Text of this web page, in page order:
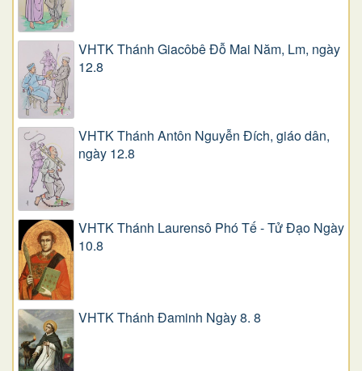
VHTK Thánh Giacôbê Ðỗ Mai Năm, Lm, ngày
12.8
VHTK Thánh Antôn Nguyễn Ðích, giáo dân,
ngày 12.8
VHTK Thánh Laurensô Phó Tế - Tử Đạo Ngày
10.8
VHTK Thánh Đaminh Ngày 8. 8